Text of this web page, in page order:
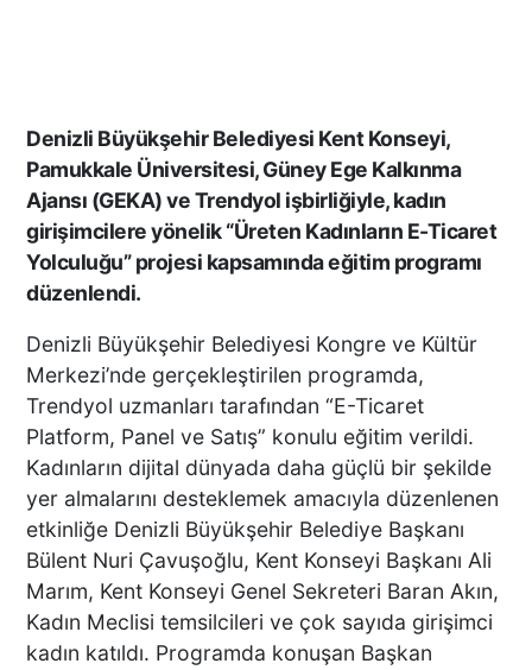
Denizli Büyükşehir Belediyesi Kent Konseyi,
Pamukkale Üniversitesi, Güney Ege Kalkınma
Ajansı (GEKA) ve Trendyol işbirliğiyle, kadın
girişimcilere yönelik “Üreten Kadınların E-Ticaret
Yolculuğu” projesi kapsamında eğitim programı
düzenlendi.
Denizli Büyükşehir Belediyesi Kongre ve Kültür
Merkezi’nde gerçekleştirilen programda,
Trendyol uzmanları tarafından “E-Ticaret
Platform, Panel ve Satış” konulu eğitim verildi.
Kadınların dijital dünyada daha güçlü bir şekilde
yer almalarını desteklemek amacıyla düzenlenen
etkinliğe Denizli Büyükşehir Belediye Başkanı
Bülent Nuri Çavuşoğlu, Kent Konseyi Başkanı Ali
Marım, Kent Konseyi Genel Sekreteri Baran Akın,
Kadın Meclisi temsilcileri ve çok sayıda girişimci
kadın katıldı. Programda konuşan Başkan